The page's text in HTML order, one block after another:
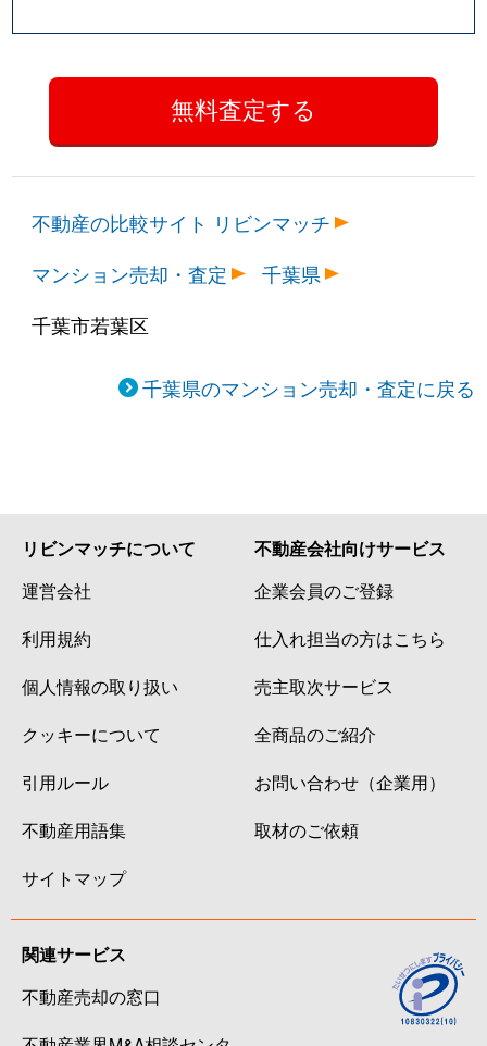
不動産の比較サイト リビンマッチ
マンション売却・査定
千葉県
千葉市若葉区
千葉県のマンション売却・査定に戻る
リビンマッチについて
運営会社
利用規約
個人情報の取り扱い
クッキーについて
引用ルール
不動産用語集
サイトマップ
不動産会社向けサービス
企業会員のご登録
仕入れ担当の方はこちら
売主取次サービス
全商品のご紹介
お問い合わせ（企業用）
取材のご依頼
関連サービス
不動産売却の窓口